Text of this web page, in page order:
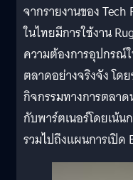
จากรายงานของ
ในไทยมีการใช้งาน
ความต้องการอุปกรณ์
ตลาดอย่างจริงจัง โด
กิจกรรมทางการตลา
กับพาร์ตเนอร์โดยเ
รวมไปถึงแผนการเปิ